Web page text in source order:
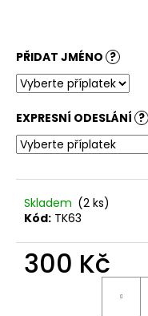
PŘIDAT JMÉNO ?
EXPRESNÍ ODESLÁNÍ ?
Skladem (2 ks)
Kód: TK63
300 Kč